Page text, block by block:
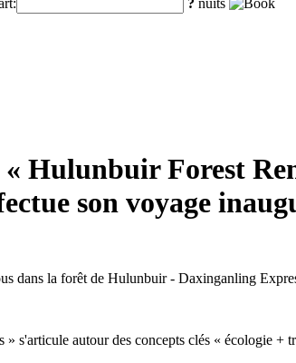
? nuits
Hulunbuir Forest
son voyage
dans la forêt de Hulunbuir - Daxinganling
s'articule autour des concepts clés « écologie